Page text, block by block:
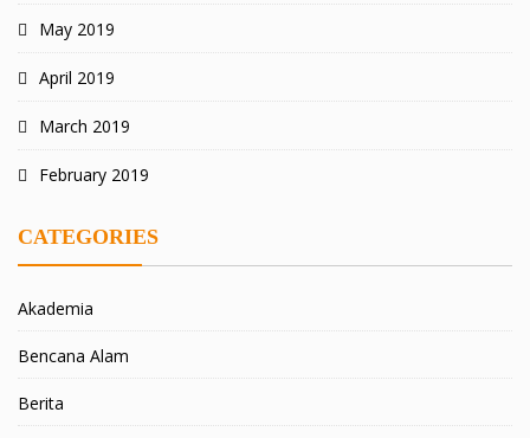
May 2019
April 2019
March 2019
February 2019
CATEGORIES
Akademia
Bencana Alam
Berita